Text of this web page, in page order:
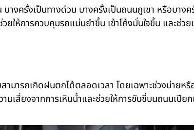
งครั้งเป็นทางด่วน บางครั้งเป็นถนนภูเขา หรือบางค
ยให้การควบคุมรถแม่นยำขึ้น เข้าโค้งมั่นใจขึ้น และ
มารถเกิดฝนตกได้ตลอดเวลา โดยเฉพาะช่วงบ่ายหรื
เสี่ยงจากการเหินน้ำและช่วยให้การขับขี่บนถนนเปี